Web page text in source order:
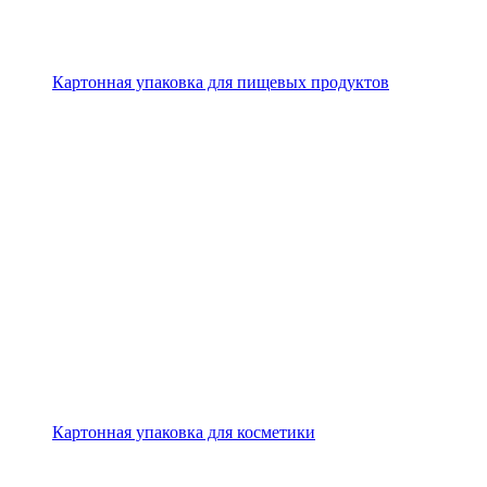
Картонная упаковка для пищевых продуктов
Картонная упаковка для косметики